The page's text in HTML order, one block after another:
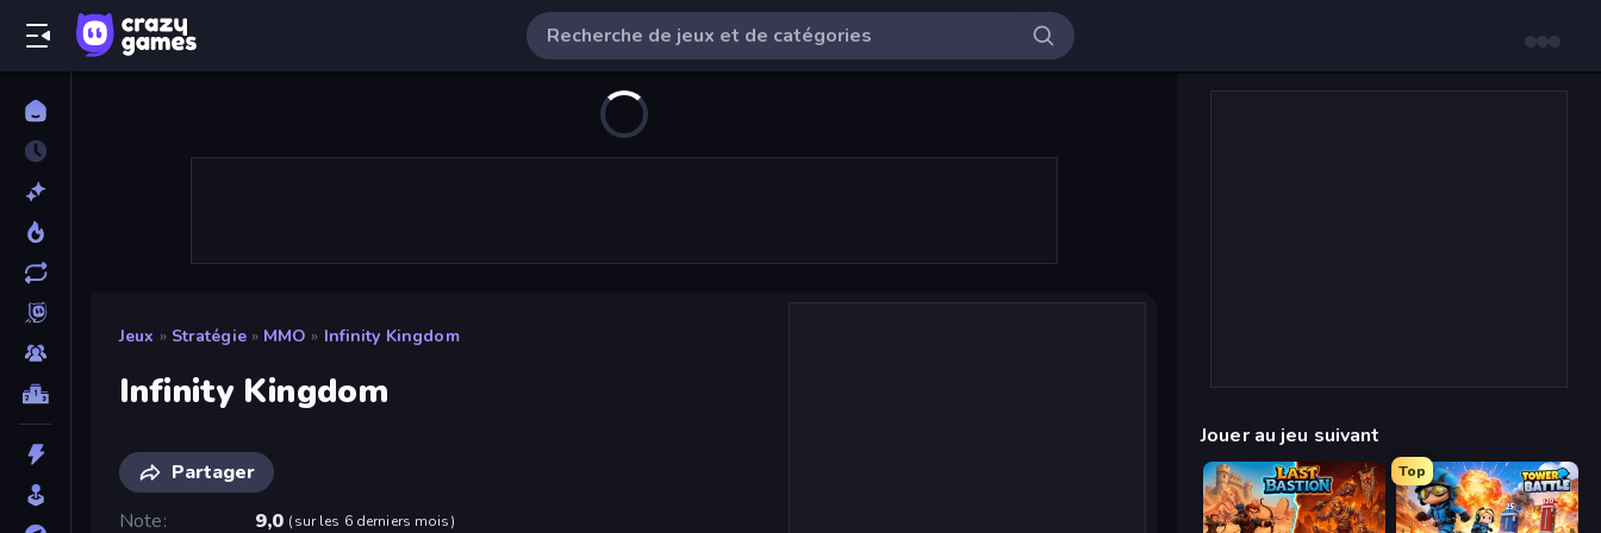
Jeux » Stratégie » MMO » Infinity Kingdom
Infinity Kingdom
Partager
Note
9,0 (sur les 6 derniers mois)
Jouer au jeu suivant
Top